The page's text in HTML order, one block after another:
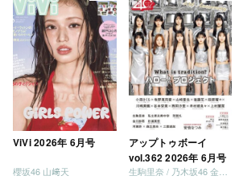
ViVi 2026年 6月号
櫻坂46 山﨑天
アップトゥボーイ
vol.362 2026年 6月号
生駒里奈 / 乃木坂46 金川紗耶 森平麗心